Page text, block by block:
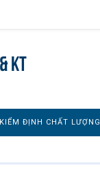
KT
KIỂM ĐỊNH CHẤT LƯỢNG